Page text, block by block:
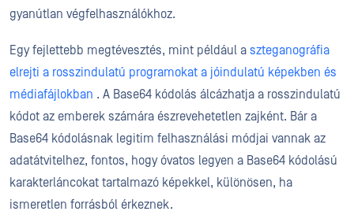
gyanútlan végfelhasználókhoz.
Egy fejlettebb megtévesztés, mint például a szteganográfia
elrejti a rosszindulatú programokat a jóindulatú képekben és
médiafájlokban . A Base64 kódolás álcázhatja a rosszindulatú
kódot az emberek számára észrevehetetlen zajként. Bár a
Base64 kódolásnak legitim felhasználási módjai vannak az
adatátvitelhez, fontos, hogy óvatos legyen a Base64 kódolású
karakterláncokat tartalmazó képekkel, különösen, ha
ismeretlen forrásból érkeznek.